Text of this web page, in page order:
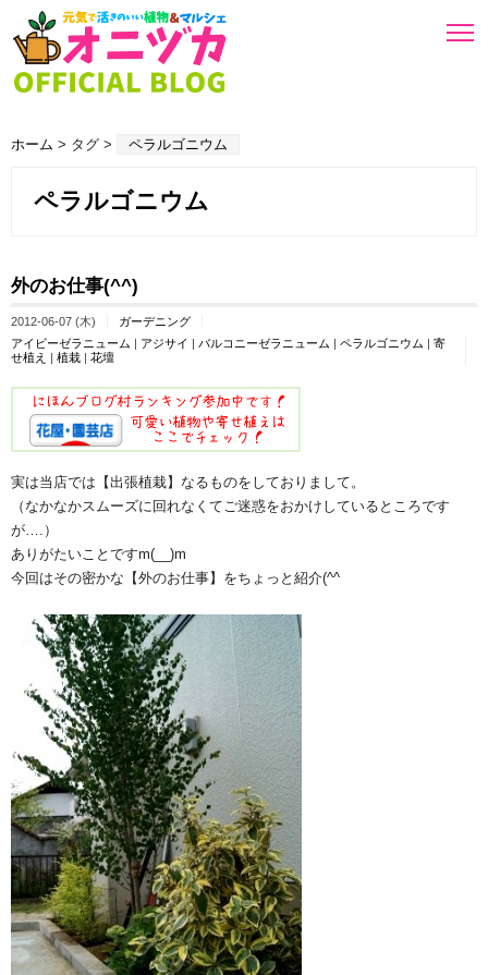
ホーム > タグ > ペラルゴニウム
ペラルゴニウム
外のお仕事(^^)
2012-06-07 (木)
ガーデニング
アイビーゼラニューム | アジサイ | バルコニーゼラニューム | ペラルゴニウム | 寄
せ植え | 植栽 | 花壇
実は当店では【出張植栽】なるものをしておりまして。
（なかなかスムーズに回れなくてご迷惑をおかけしているところです
が….）
ありがたいことですm(__)m
今回はその密かな【外のお仕事】をちょっと紹介(^^ゞ